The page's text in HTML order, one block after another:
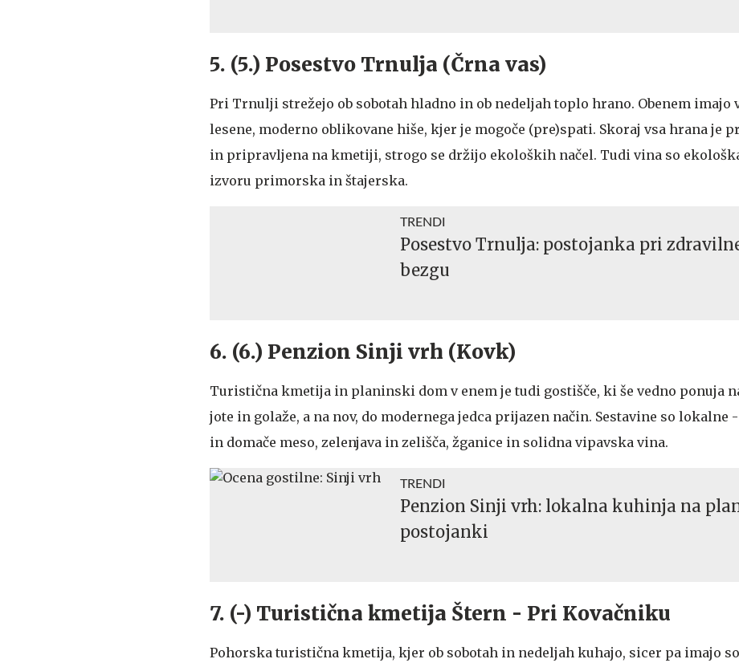
5. (5.) Posestvo Trnulja (Črna vas)
Pri Trnulji strežejo ob sobotah hladno in ob nedeljah toplo hrano. Obenem imajo
lesene, moderno oblikovane hiše, kjer je mogoče (pre)spati. Skoraj vsa hrana je
in pripravljena na kmetiji, strogo se držijo ekoloških načel. Tudi vina so
izvoru primorska in štajerska.
TRENDI
Posestvo Trnulja: postojanka pri
bezgu
6. (6.) Penzion Sinji vrh (Kovk)
Turistična kmetija in planinski dom v enem je tudi gostišče, ki še vedno ponuja
jote in golaže, a na nov, do modernega jedca prijazen način. Sestavine so lokalne
in domače meso, zelenjava in zelišča, žganice in solidna vipavska vina.
TRENDI
Penzion Sinji vrh: lokalna kuhinja na
postojanki
7. (-) Turistična kmetija Štern - Pri Kovačniku
Pohorska turistična kmetija, kjer ob sobotah in nedeljah kuhajo, sicer pa imajo